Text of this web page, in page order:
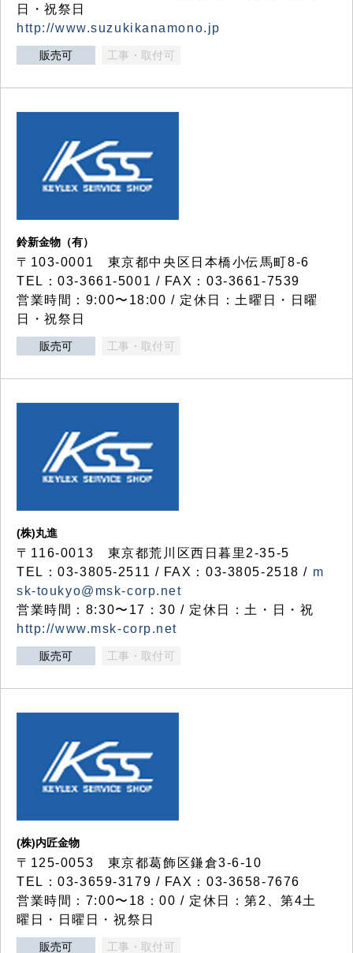
日・祝祭日
http://www.suzukikanamono.jp
販売可 工事・取付可
鈴新金物（有）
〒103-0001 東京都中央区日本橋小伝馬町8-6
TEL：03-3661-5001 / FAX：03-3661-7539
営業時間：9:00〜18:00 / 定休日：土曜日・日曜
日・祝祭日
販売可 工事・取付可
(株)丸進
〒116-0013 東京都荒川区西日暮里2-35-5
TEL：03-3805-2511 / FAX：03-3805-2518 / m
sk-toukyo@msk-corp.net
営業時間：8:30〜17：30 / 定休日：土・日・祝
http://www.msk-corp.net
販売可 工事・取付可
(株)内匠金物
〒125-0053 東京都葛飾区鎌倉3-6-10
TEL：03-3659-3179 / FAX：03-3658-7676
営業時間：7:00〜18：00 / 定休日：第2、第4土
曜日・日曜日・祝祭日
販売可 工事・取付可